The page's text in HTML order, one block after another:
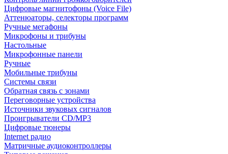
Цифровые магнитофоны (Voice File)
Аттенюаторы, селекторы программ
Ручные мегафоны
Микрофоны и трибуны
Настольные
Микрофонные панели
Ручные
Мобильные трибуны
Системы связи
Обратная связь с зонами
Переговорные устройства
Источники звуковых сигналов
Проигрыватели CD/MP3
Цифровые тюнеры
Internet радио
Матричные аудиоконтроллеры